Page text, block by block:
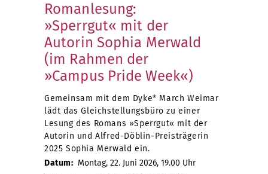
Romanlesung:
»Sperrgut« mit der
Autorin Sophia Merwald
(im Rahmen der
»Campus Pride Week«)
Gemeinsam mit dem Dyke* March Weimar
lädt das Gleichstellungsbüro zu einer
Lesung des Romans »Sperrgut« mit der
Autorin und Alfred-Döblin-Preisträgerin
2025 Sophia Merwald ein.
Datum: Montag, 22. Juni 2026, 19.00 Uhr